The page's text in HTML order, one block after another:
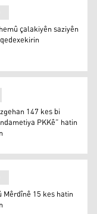
hatin qedexekirin
çalakiyên saziyên
147 kes bi
PKKê” hatin
Mêrdînê 15 kes hatin